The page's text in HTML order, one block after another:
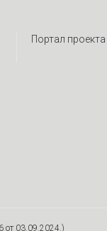
Портал проекта
от 03.09.2024.)